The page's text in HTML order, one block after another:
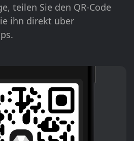
teilen Sie den QR-Code
ihn direkt über